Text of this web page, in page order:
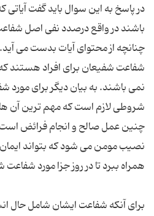
در پاسخ به این سوال باید گفت
باشند در واقع درصدد نفی اصل
چنانچه از محتوای آیات بدست می
شفاعت شفیعان برای افراد هستند
نمی باشند. به بیان دیگر برای
شروطی لازم است که مهم ترین آن
چنین عمل صالح و انجام فرائض
نصیب مومن می شود که بتواند
برای آنکه شفاعت ایشان شامل حال